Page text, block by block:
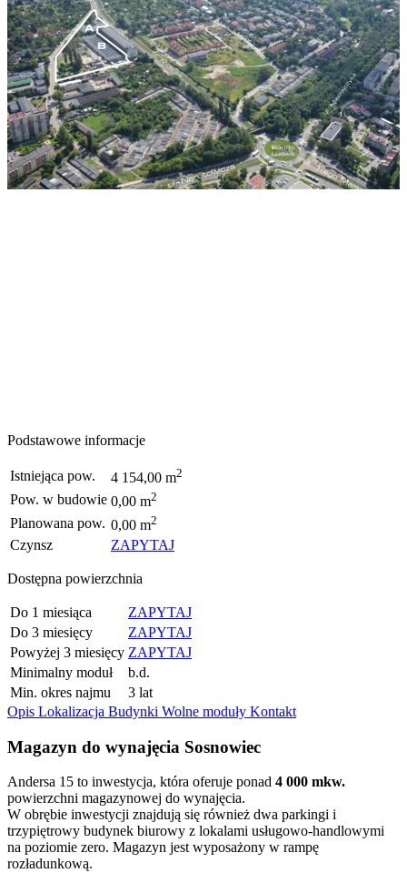
Podstawowe informacje
Istniejąca pow. 4 154,00 m2
Pow. w budowie 0,00 m2
Planowana pow. 0,00 m2
Czynsz ZAPYTAJ
Dostępna powierzchnia
Do 1 miesiąca
ZAPYTAJ
Do 3 miesięcy
ZAPYTAJ
Powyżej 3 miesięcy ZAPYTAJ
Minimalny moduł
b.d.
Min. okres najmu
3 lat
Opis Lokalizacja Budynki Wolne moduły Kontakt
Magazyn do wynajęcia Sosnowiec
Andersa 15 to inwestycja, która oferuje ponad 4 000 mkw.
powierzchni magazynowej do wynajęcia.
W obrębie inwestycji znajdują się również dwa parkingi i
trzypiętrowy budynek biurowy z lokalami usługowo-handlowymi
na poziomie zero. Magazyn jest wyposażony w rampę
rozładunkową.